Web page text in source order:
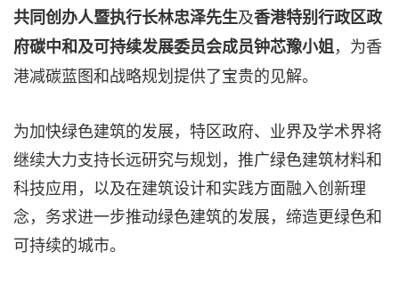
共同创办人暨执行长林忠泽先生及香港特别行政区政
府碳中和及可持续发展委员会成员钟芯豫小姐，为香
港减碳蓝图和战略规划提供了宝贵的见解。
为加快绿色建筑的发展，特区政府、业界及学术界将
继续大力支持长远研究与规划，推广绿色建筑材料和
科技应用，以及在建筑设计和实践方面融入创新理
念，务求进一步推动绿色建筑的发展，缔造更绿色和
可持续的城市。